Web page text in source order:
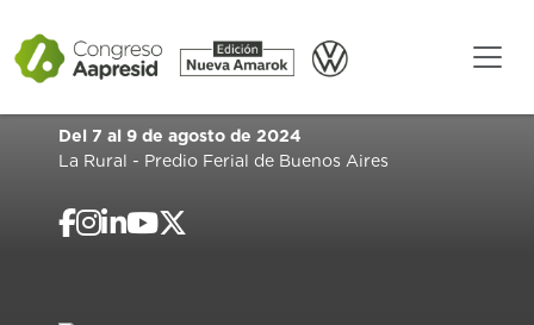
Del 7 al 9 de agosto de 2024
La Rural - Predio Ferial de Buenos Aires